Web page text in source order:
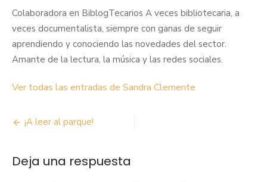
Colaboradora en BiblogTecarios A veces bibliotecaria, a
veces documentalista, siempre con ganas de seguir
aprendiendo y conociendo las novedades del sector.
Amante de la lectura, la música y las redes sociales.
Ver todas las entradas de Sandra Clemente
Navegación
entradas
¡A leer al parque!
Deja una respuesta